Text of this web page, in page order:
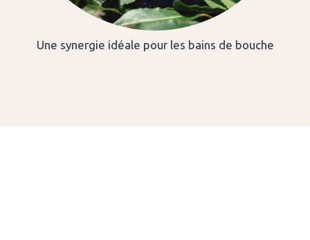
Une synergie idéale pour les bains de bouche